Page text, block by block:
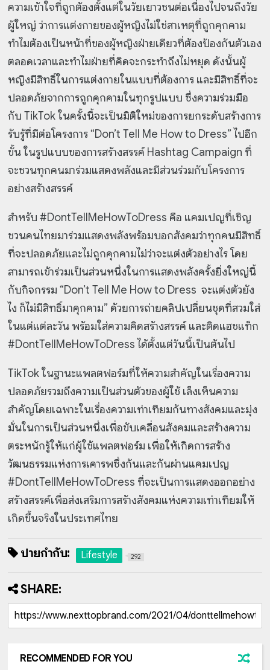
ความเข้าใจที่ถูกต้องตั้งแต่ในวัยเยาวชนต่อเนื่องไปจนถึงวัย
ผู้ใหญ่ ว่าการแต่งกายของผู้หญิงไม่ใช่สาเหตุที่ถูกคุกคาม
ทำไมต้องเป็นหน้าที่ของผู้หญิงฝ่ายเดียวที่ต้องป้องกันตัวเอง
ตลอดเวลาและทำไมฝ่ายที่คิดจะกระทำถึงไม่หยุด ดังนั้นผู้
หญิงมีสิทธิ์ในการแต่งกายในแบบที่ต้องการ และมีสิทธิ์ที่จะ
ปลอดภัยจากการถูกคุกคามในทุกรูปแบบ ซึ่งความร่วมมือ
กับ TikTok ในครั้งนี้จะเป็นมิติใหม่ของการยกระดับสร้างการ
รับรู้ที่มีต่อโครงการ “Don’t Tell Me How to Dress” ไปอีก
ขั้น ในรูปแบบของการสร้างสรรค์ Hashtag Campaign ที่
จะชวนทุกคนมาร่วมแสดงพลังและมีส่วนร่วมกับโครงการ
อย่างสร้างสรรค์
สำหรับ #DontTellMeHowToDress คือ แคมเปญที่เชิญ
ชวนคนไทยมาร่วมแสดงพลังพร้อมบอกสังคมว่าทุกคนมีสิทธิ์
ที่จะปลอดภัยและไม่ถูกคุกคามไม่ว่าจะแต่งตัวอย่างไร โดย
สามารถเข้าร่วมเป็นส่วนหนึ่งในการแสดงพลังครั้งยิ่งใหญ่นี้
กับกิจกรรม “Don’t Tell Me How to Dress จะแต่งตัวยัง
ไง ก็ไม่มีสิทธิ์มาคุกคาม” ด้วยการถ่ายคลิปเปลี่ยนชุดที่สวมใส่
ในแต่แต่ละวัน พร้อมใส่ความคิดสร้างสรรค์ และติดแฮชแท็ก
#DontTellMeHowToDress ได้ตั้งแต่วันนี้เป็นต้นไป
TikTok ในฐานะแพลตฟอร์มที่ให้ความสำคัญในเรื่องความ
ปลอดภัยรวมถึงความเป็นส่วนตัวของผู้ใช้ เล็งเห็นความ
สำคัญโดยเฉพาะในเรื่องความเท่าเทียมกันทางสังคมและมุ่ง
มั่นในการเป็นส่วนหนึ่งเพื่อขับเคลื่อนสังคมและสร้างความ
ตระหนักรู้ให้แก่ผู้ใช้แพลตฟอร์ม เพื่อให้เกิดการสร้าง
วัฒนธรรมแห่งการเคารพซึ่งกันและกันผ่านแคมเปญ
#DontTellMeHowToDress ที่จะเป็นการแสดงออกอย่าง
สร้างสรรค์เพื่อส่งเสริมการสร้างสังคมแห่งความเท่าเทียมให้
เกิดขึ้นจริงในประเทศไทย
ป้ายกำกับ: Lifestyle 292
SHARE:
RECOMMENDED FOR YOU